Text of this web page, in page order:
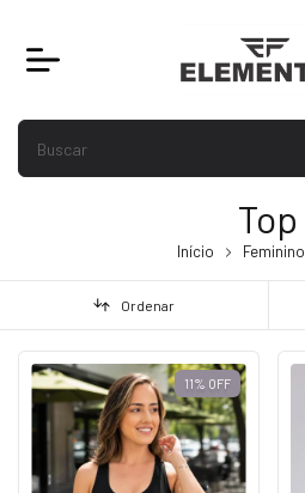
Top
Início Feminino
Ordenar
11% OFF